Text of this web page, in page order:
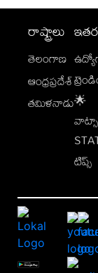
రాష్ట్రాలు
తెలంగాణ
ఆంధ్రప్రదేశ్
తమిళనాడు🌟
టిప్స్